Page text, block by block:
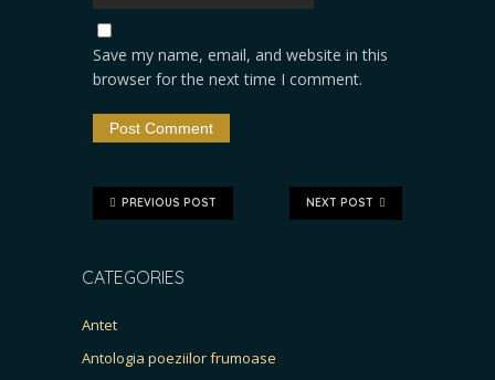
Save my name, email, and website in this
browser for the next time I comment.
NEXT POST
PREVIOUS POST
CATEGORIES
Antet
Antologia poeziilor frumoase